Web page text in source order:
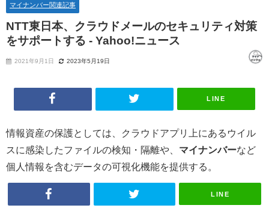
マイナンバー関連記事
NTT東日本、クラウドメールのセキュリティ対策
をサポートする - Yahoo!ニュース
2021年9月1日 2023年5月19日
LINE
情報資産の保護としては、クラウドアプリ上にあるウイル
スに感染したファイルの検知・隔離や、 マイナンバーなど
個人情報を含むデータの可視化機能を提供する。
LINE